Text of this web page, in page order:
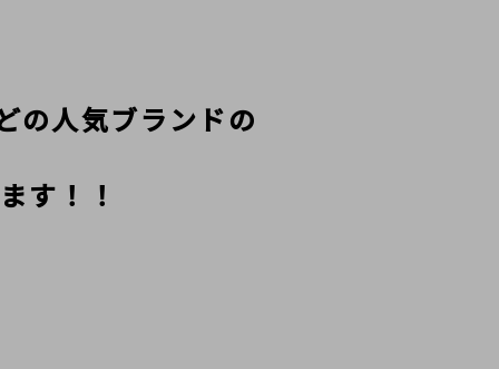
の人気ブランドの
す！！